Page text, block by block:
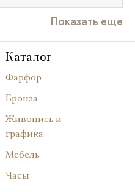
Показать еще
Каталог
Фарфор
Бронза
Живопись и
графика
Мебель
Часы